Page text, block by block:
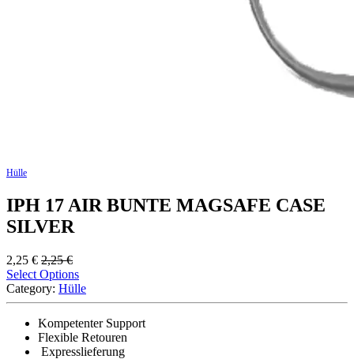
Hülle
IPH 17 AIR BUNTE MAGSAFE CASE
SILVER
2,25 € 2,25€
Select Options
Category: Hülle
Kompetenter Support
Flexible Retouren
Expresslieferung